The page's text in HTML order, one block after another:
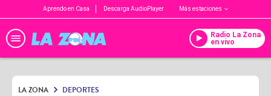
Aprendo en Casa Descarga AudioPlayer Más estaciones
Radio La Zona
en vivo
LA ZONA DEPORTES